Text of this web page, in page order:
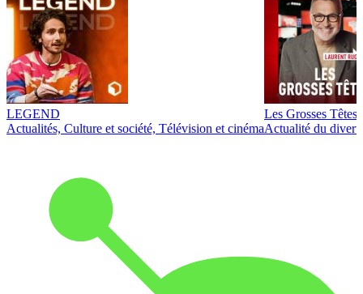
LEGEND
Actualités, Culture et société, Télévision et cinéma
Les Grosses Têtes
Actualité du